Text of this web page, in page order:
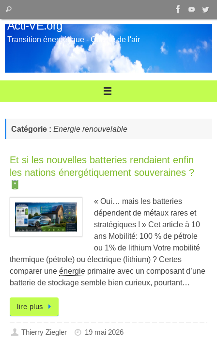
Passer
au
contenu
pour
:
Rechercher
Acti-VE.org
Transition énergétique - Qualité de l'air
Catégorie : Energie renouvelable
Et si les nouvelles batteries rendaient enfin
les nations énergétiquement souveraines ?
« Oui… mais les batteries
dépendent de métaux rares et
stratégiques ! » Cet article à 10
ans Mobilité: 100 % de pétrole
ou 1% de lithium Votre mobilité
thermique (pétrole) ou électrique (lithium) ? Certes
comparer une énergie primaire avec un composant d’une
batterie de stockage semble bien curieux, pourtant…
lire plus
Thierry Ziegler
19 mai 2026